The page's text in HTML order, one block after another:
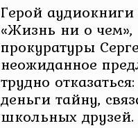
Герой
«Жизнь ни о
прокуратуры
неожиданное
трудно
деньги тайну,
школьных друзей.